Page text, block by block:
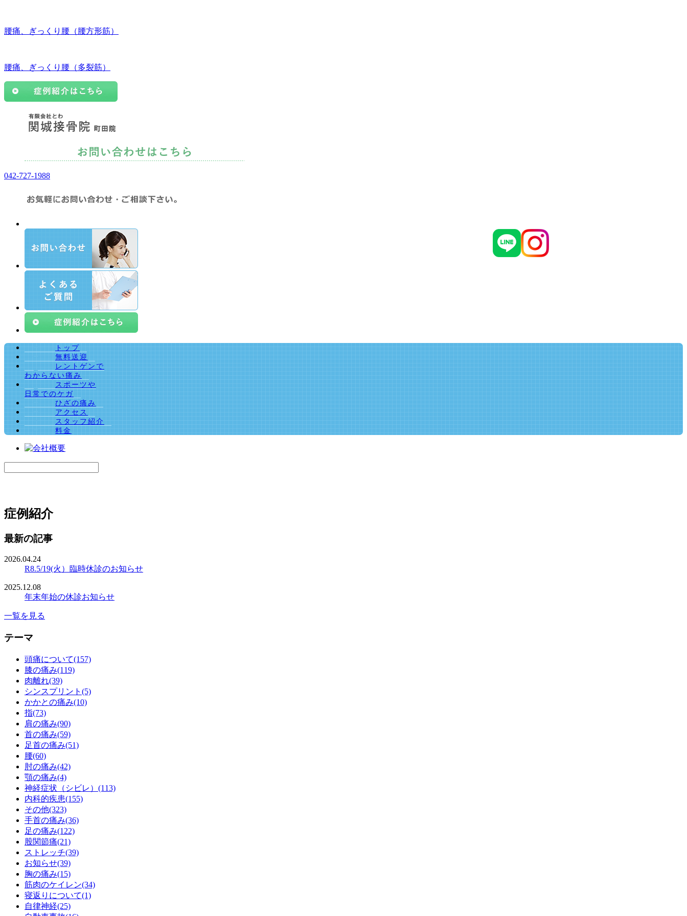
腰痛、ぎっくり腰（腰方形筋）
腰痛、ぎっくり腰（多裂筋）
042-727-1988
トップ
無料送迎
レントゲンで
わからない痛み
スポーツや
日常でのケガ
ひざの痛み
アクセス
スタッフ紹介
料金
症例紹介
最新の記事
2026.04.24
R8.5/19(火）臨時休診のお知らせ
2025.12.08
年末年始の休診お知らせ
一覧を見る
テーマ
頭痛について(157)
膝の痛み(119)
肉離れ(39)
シンスプリント(5)
かかとの痛み(10)
指(73)
肩の痛み(90)
首の痛み(59)
足首の痛み(51)
腰(60)
肘の痛み(42)
顎の痛み(4)
神経症状（シビレ）(113)
内科的疾患(155)
その他(323)
手首の痛み(36)
足の痛み(122)
股関節痛(21)
ストレッチ(39)
お知らせ(39)
胸の痛み(15)
筋肉のケイレン(34)
寝返りについて(1)
自律神経(25)